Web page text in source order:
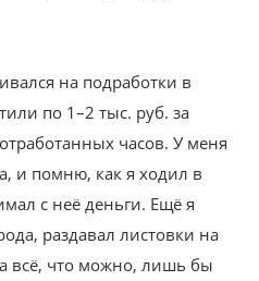
на подработки в
по 1–2 тыс. руб. за
часов. У меня
и помню, как я ходил в
с неё деньги. Ещё я
раздавал листовки на
всё, что можно, лишь бы